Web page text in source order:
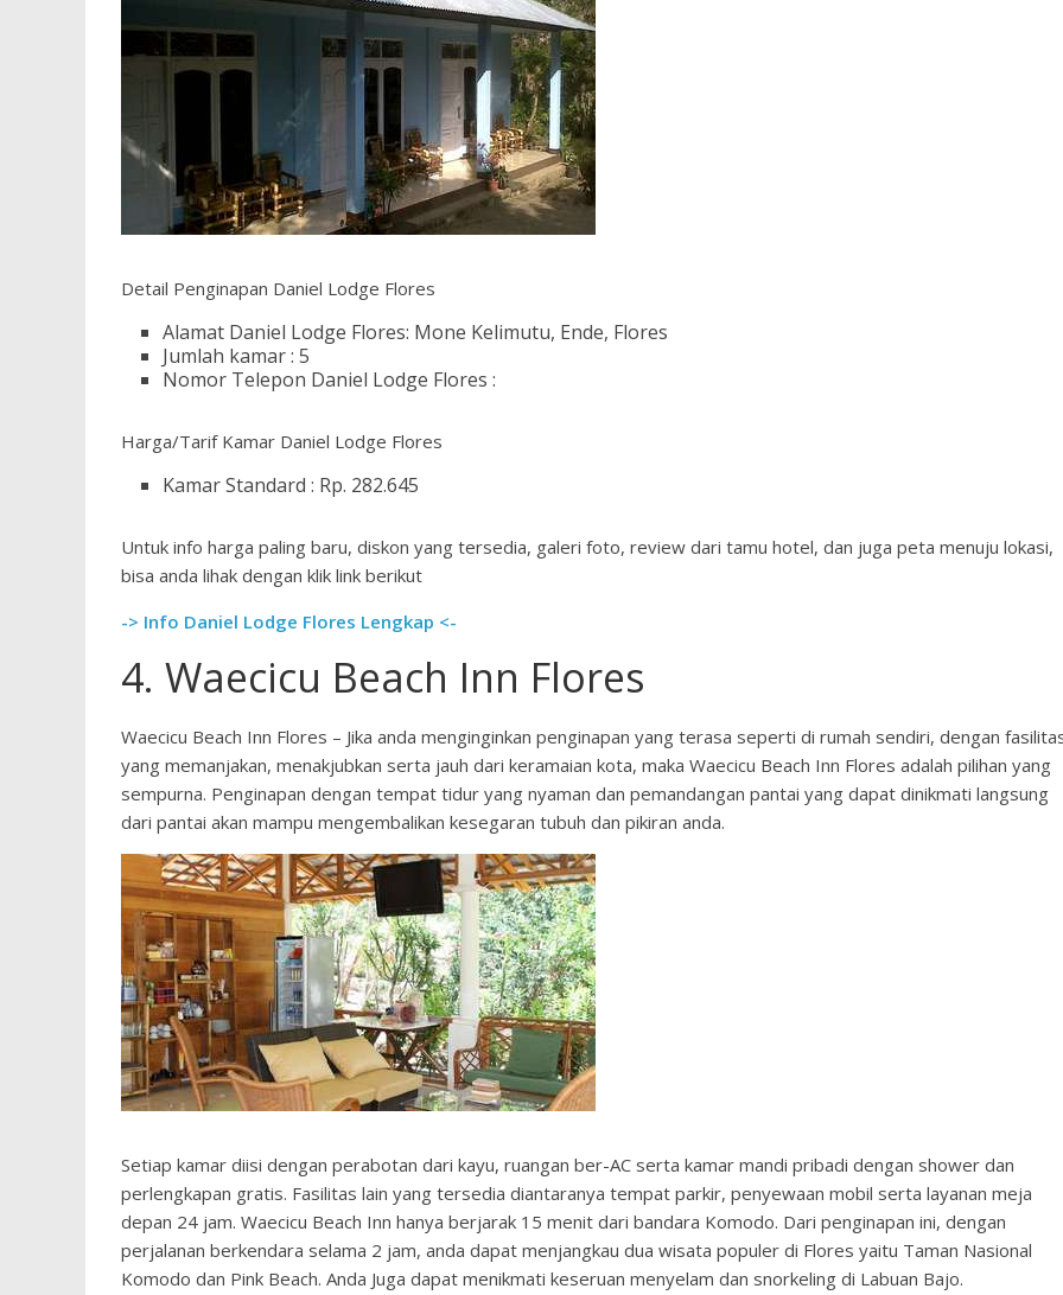
Detail Penginapan Daniel Lodge Flores
Alamat Daniel Lodge Flores: Mone Kelimutu, Ende, Flores
Jumlah kamar : 5
Nomor Telepon Daniel Lodge Flores :
Harga/Tarif Kamar Daniel Lodge Flores
Kamar Standard : Rp. 282.645
Untuk info harga paling baru, diskon yang tersedia, galeri foto, review dari tamu hotel, dan juga peta menuju lokasi,
bisa anda lihak dengan klik link berikut
-> Info Daniel Lodge Flores Lengkap <-
4. Waecicu Beach Inn Flores
Waecicu Beach Inn Flores – Jika anda menginginkan penginapan yang terasa seperti di rumah sendiri, dengan
yang memanjakan, menakjubkan serta jauh dari keramaian kota, maka Waecicu Beach Inn Flores adalah pilihan yang
sempurna. Penginapan dengan tempat tidur yang nyaman dan pemandangan pantai yang dapat dinikmati langsung
dari pantai akan mampu mengembalikan kesegaran tubuh dan pikiran anda.
Setiap kamar diisi dengan perabotan dari kayu, ruangan ber-AC serta kamar mandi pribadi dengan shower dan
perlengkapan gratis. Fasilitas lain yang tersedia diantaranya tempat parkir, penyewaan mobil serta layanan meja
depan 24 jam. Waecicu Beach Inn hanya berjarak 15 menit dari bandara Komodo. Dari penginapan ini, dengan
perjalanan berkendara selama 2 jam, anda dapat menjangkau dua wisata populer di Flores yaitu Taman Nasional
Komodo dan Pink Beach. Anda Juga dapat menikmati keseruan menyelam dan snorkeling di Labuan Bajo.